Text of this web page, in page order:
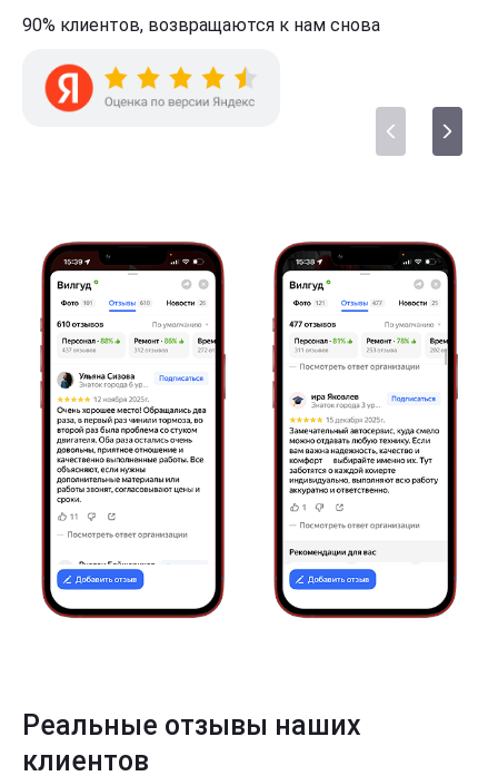
90% клиентов, возвращаются к нам снова
Реальные отзывы наших
клиентов